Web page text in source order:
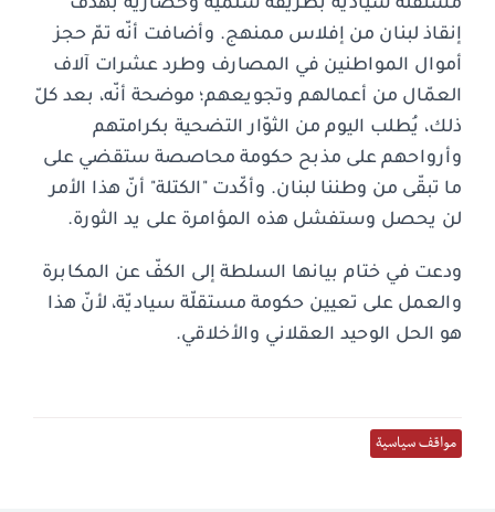
مستقلّة سياديّة بطريقة سلميّة وحضاريّة بهدف
إنقاذ لبنان من إفلاس ممنهج. وأضافت أنّه تمّ حجز
أموال المواطنين في المصارف وطرد عشرات آلاف
العمّال من أعمالهم وتجويعهم؛ موضحة أنّه، بعد كلّ
ذلك، يُطلب اليوم من الثوّار التضحية بكرامتهم
وأرواحهم على مذبح حكومة محاصصة ستقضي على
ما تبقّى من وطننا لبنان. وأكّدت "الكتلة" أنّ هذا الأمر
لن يحصل وستفشل هذه المؤامرة على يد الثورة.
ودعت في ختام بيانها السلطة إلى الكفّ عن المكابرة
والعمل على تعيين حكومة مستقلّة سياديّة، لأنّ هذا
هو الحل الوحيد العقلاني والأخلاقي.
مواقف سياسية